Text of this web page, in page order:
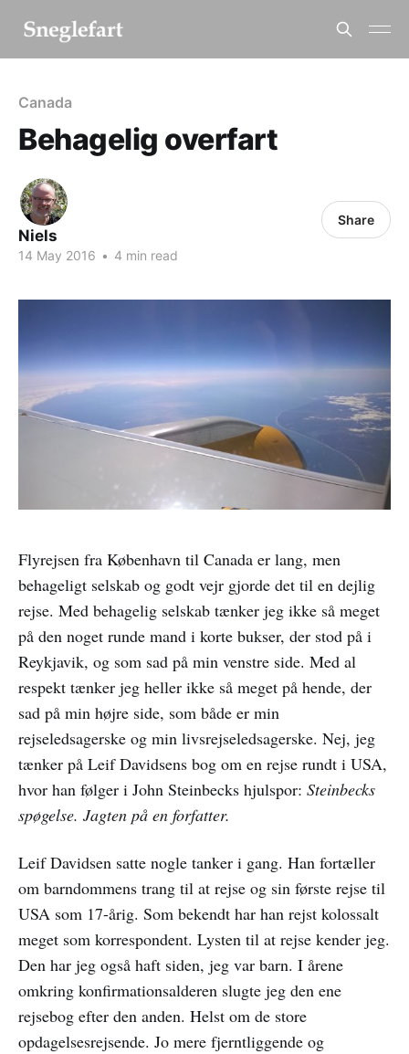
Canada
Behagelig overfart
Niels
14 May 2016 • 4 min read
Share
Flyrejsen fra København til Canada er lang, men
behageligt selskab og godt vejr gjorde det til en dejlig
rejse. Med behagelig selskab tænker jeg ikke så meget
på den noget runde mand i korte bukser, der stod på i
Reykjavik, og som sad på min venstre side. Med al
respekt tænker jeg heller ikke så meget på hende, der
sad på min højre side, som både er min
rejseledsagerske og min livsrejseledsagerske. Nej, jeg
tænker på Leif Davidsens bog om en rejse rundt i USA,
hvor han følger i John Steinbecks hjulspor: Steinbecks
spøgelse. Jagten på en forfatter.
Leif Davidsen satte nogle tanker i gang. Han fortæller
om barndommens trang til at rejse og sin første rejse til
USA som 17-årig. Som bekendt har han rejst kolossalt
meget som korrespondent. Lysten til at rejse kender jeg.
Den har jeg også haft siden, jeg var barn. I årene
omkring konfirmationsalderen slugte jeg den ene
rejsebog efter den anden. Helst om de store
opdagelsesrejsende. Jo mere fjerntliggende og